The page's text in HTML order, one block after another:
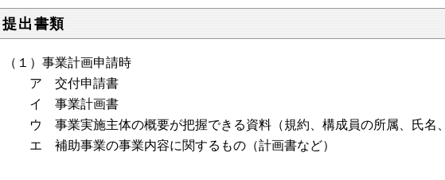
提出書類
（１）事業計画申請時
ア 交付申請書
イ 事業計画書
ウ 事業実施主体の概要が把握できる資料（規約、構成員の所属、氏名、
エ 補助事業の事業内容に関するもの（計画書など）